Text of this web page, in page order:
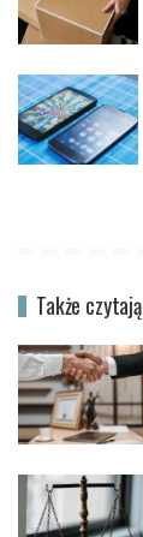
Także czytają